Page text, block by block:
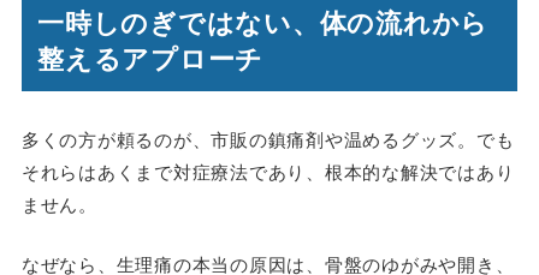
一時しのぎではない、体の流れから
整えるアプローチ
多くの方が頼るのが、市販の鎮痛剤や温めるグッズ。でも
それらはあくまで対症療法であり、根本的な解決ではあり
ません。
なぜなら、生理痛の本当の原因は、骨盤のゆがみや開き、